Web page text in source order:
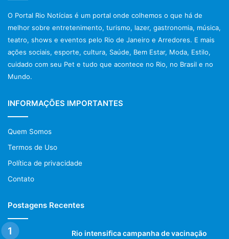
O Portal Rio Notícias é um portal onde colhemos o que há de
melhor sobre entretenimento, turismo, lazer, gastronomia, música,
teatro, shows e eventos pelo Rio de Janeiro e Arredores. E mais
ações sociais, esporte, cultura, Saúde, Bem Estar, Moda, Estilo,
cuidado com seu Pet e tudo que acontece no Rio, no Brasil e no
Mundo.
INFORMAÇÕES IMPORTANTES
Quem Somos
Termos de Uso
Política de privacidade
Contato
Postagens Recentes
Rio intensifica campanha de vacinação